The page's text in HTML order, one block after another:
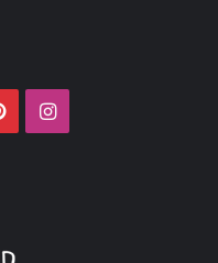
PinterestInstagram